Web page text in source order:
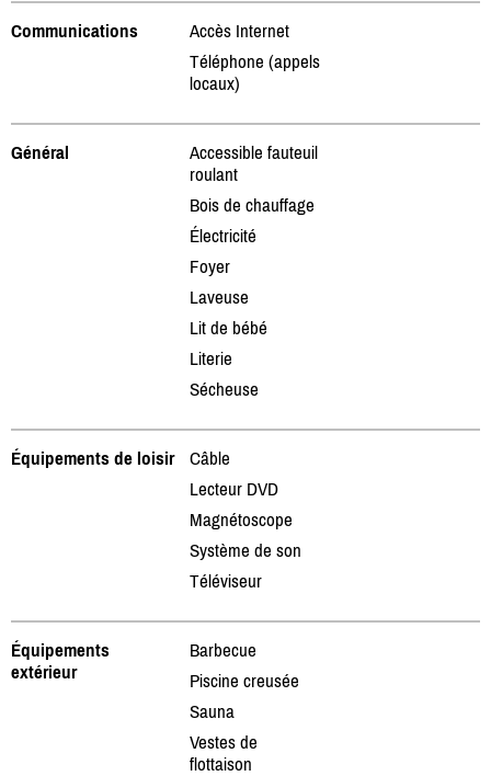
Communications
Accès Internet
Téléphone (appels
locaux)
Général
Accessible fauteuil
roulant
Bois de chauffage
Électricité
Foyer
Laveuse
Lit de bébé
Literie
Sécheuse
Équipements de loisir
Câble
Lecteur DVD
Magnétoscope
Système de son
Téléviseur
Équipements
extérieur
Barbecue
Piscine creusée
Sauna
Vestes de
flottaison